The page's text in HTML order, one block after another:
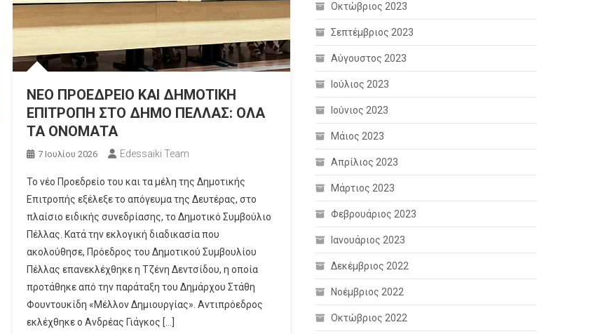
ΝΕΟ ΠΡΟΕΔΡΕΙΟ ΚΑΙ ΔΗΜΟΤΙΚΗ
ΕΠΙΤΡΟΠΗ ΣΤΟ ΔΗΜΟ ΠΕΛΛΑΣ: ΟΛΑ
ΤΑ ΟΝΟΜΑΤΑ
7 Ιουλίου 2026 Edessaiki Team
Το νέο Προεδρείο του και τα μέλη της Δημοτικής
Επιτροπής εξέλεξε το απόγευμα της Δευτέρας, στο
πλαίσιο ειδικής συνεδρίασης, το Δημοτικό Συμβούλιο
Πέλλας. Κατά την εκλογική διαδικασία που
ακολούθησε, Πρόεδρος του Δημοτικού Συμβουλίου
Πέλλας επανεκλέχθηκε η Τζένη Δεντσίδου, η οποία
προτάθηκε από την παράταξη του Δημάρχου Στάθη
Φουντουκίδη «Μέλλον Δημιουργίας». Αντιπρόεδρος
εκλέχθηκε ο Ανδρέας Γιάγκος […]
Οκτώβριος 2023
Σεπτέμβριος 2023
Αύγουστος 2023
Ιούλιος 2023
Ιούνιος 2023
Μάιος 2023
Απρίλιος 2023
Μάρτιος 2023
Φεβρουάριος 2023
Ιανουάριος 2023
Δεκέμβριος 2022
Νοέμβριος 2022
Οκτώβριος 2022